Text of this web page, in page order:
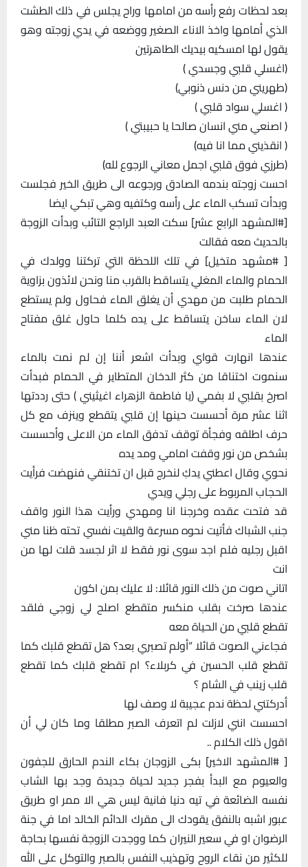
بعد لحظات رفع رأسه من امامها وراح يجلس في ذلك الطشت
الذي أمامها واخذ الاناء الصغير ووضعه في يدي زوجته وهو
يقول لها امسكيه بيديك الطاهرتين
(اغسلي قلبي وجسدي )
(طهريني من دنس ذنوبي)
( اغسلي سواد قلبي )
( اصنعي مني انسان صالحا يا حبيبتي )
( انقذيني مما انا فيه)
(طرزي فوق قلبي اجمل معاني الرجوع لله)
احست زوجته بندمه الصادق ورجوعه الى طريق الخير فجلست
وبدأت تسكب الماء على رأسه وكتفيه وهي تبكي ايضا
[#المشهد الرابع عشر] سكت العبد الراجع التائب وبدأت الزوجة
بالحديث معه فقالت
[ #مشهد متخيل] في تلك اللحظة التي تركتنا وولدك في
الحمام والماء المغلي يتساقط بالقرب منا ونحن لائذون بزاوية
الحمام طلبت من مهدي أن يغلق الماء فحاول ولم يستطع
لان الماء ساخن يتساقط على يده كلما حاول غلق مفتاح
الماء
عندها انهارت قواي وبدأت اشعر أننا إن لم نمت بالماء
سنموت اختناقا من كثر الدخان المتطاير في الحمام فبدأت
اصرخ بقلبي لا بفمي (يا فاطمة الزهراء اغيثيني ) حتى رددتها
اثنا عشر مرة أحسست حينها إن قلبي يتقطع وينزف مع كل
حرف اطلقه وفجأة توقف تدفق الماء من الاعلى وأحسست
بشخص من نور وقفت امامي ومد يده
نحوي وقال اعطني يدكِ لنخرج قبل ان تختنقي فنهضت فرأيت
الحجاب المربوط على رجلي ويدي
قد فتحت عقده وخرجنا انا ومهدي ورأيت هذا النور واقف
جنب الشباك فأتيت نحوه مسرعة والقيت نفسي تحته ظنا مني
اقبل رجليه فلم اجد سوى نور فقط لا اثر لجسد قلت لها من
انت
اتاني صوت من ذلك النور قائلا: لا عليك بمن اكون
عندها صرخت بقلب منكسر متقطع اصلح لي زوجي فلقد
تقطع قلبي من الحياة معه
فجاءني الصوت قائلا “أولم تصبري بعد؟ هل تقطع قلبك كما
تقطع قلب الحسين في كربلاء؟ ام تقطع قلبك كما تقطع
قلب زينب في الشام ؟
أدركتني لحظة ندم عجيبة لا وصف لها
احسست انني لازلت لم اتعرف الصبر مطلقا وما كان لي أن
اقول ذلك الكلام ..
[ #المشهد الاخير] بكى الزوجان بكاء الندم الحارق للجفون
والعيوم مع البدأ بفجر جديد لحياة جديدة وجد بها الشاب
نفسه الضائعة في تيه دنيا فانية ليس هي الا ممر او طريق
عبور اشبه بالنفق يقودك الى مقرك الدائم الخالد اما في جنة
الرضوان او في سعير النيران كما ووجدت الزوجة نفسها بحاجة
للكثير من نقاء الروح وتهذيب النفس بالصبر والتوكل على الله